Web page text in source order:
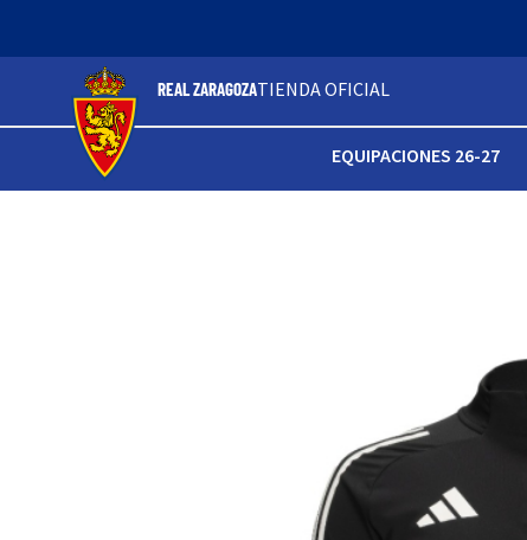
REAL ZARAGOZATIENDA OFICIAL
EQUIPACIONES 26-27